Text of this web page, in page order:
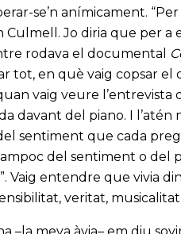
se’n anímicament. “Per
Jo diria que per a
rodava el documental
tot, en què vaig copsar el
vaig veure l’entrevista
davant del piano. I
sentiment que cada
del sentiment o del
Vaig entendre que vivia
veritat,